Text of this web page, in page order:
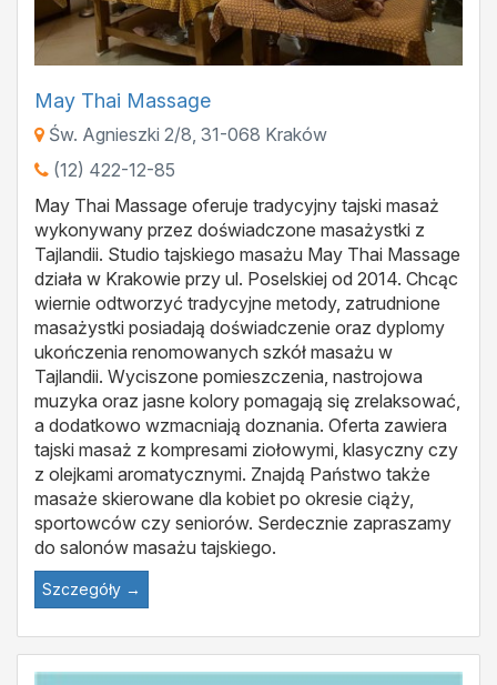
May Thai Massage
Św. Agnieszki 2/8, 31-068 Kraków
(12) 422-12-85
May Thai Massage oferuje tradycyjny tajski masaż
wykonywany przez doświadczone masażystki z
Tajlandii. Studio tajskiego masażu May Thai Massage
działa w Krakowie przy ul. Poselskiej od 2014. Chcąc
wiernie odtworzyć tradycyjne metody, zatrudnione
masażystki posiadają doświadczenie oraz dyplomy
ukończenia renomowanych szkół masażu w
Tajlandii. Wyciszone pomieszczenia, nastrojowa
muzyka oraz jasne kolory pomagają się zrelaksować,
a dodatkowo wzmacniają doznania. Oferta zawiera
tajski masaż z kompresami ziołowymi, klasyczny czy
z olejkami aromatycznymi. Znajdą Państwo także
masaże skierowane dla kobiet po okresie ciąży,
sportowców czy seniorów. Serdecznie zapraszamy
do salonów masażu tajskiego.
Szczegóły →